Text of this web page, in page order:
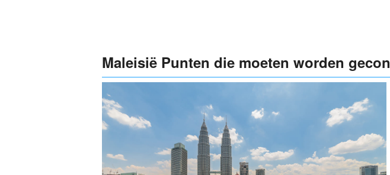
Maleisië Punten die moeten worden